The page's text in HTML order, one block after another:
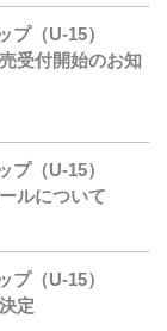
（U-15）
受付開始のお知
（U-15）
ルについて
（U-15）
定